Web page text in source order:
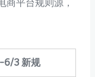
商平台规则源，
6/3 新规